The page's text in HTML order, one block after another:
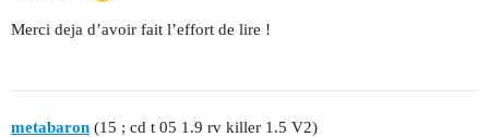
Merci deja d’avoir fait l’effort de lire !
metabaron (15 ; cd t 05 1.9 rv killer 1.5 V2)